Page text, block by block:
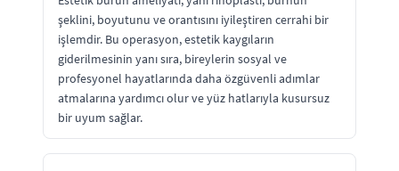
şeklini, boyutunu ve orantısını iyileştiren cerrahi bir
işlemdir. Bu operasyon, estetik kaygıların
giderilmesinin yanı sıra, bireylerin sosyal ve
profesyonel hayatlarında daha özgüvenli adımlar
atmalarına yardımcı olur ve yüz hatlarıyla kusursuz
bir uyum sağlar.